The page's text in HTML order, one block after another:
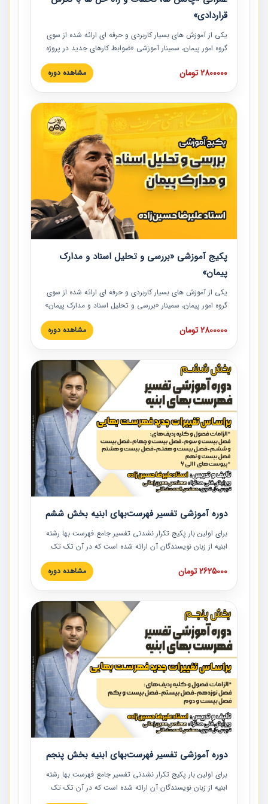
قراردادی»
یکی از آموزش‏‏‏‏‏‏ های بسیار کاربردی و حرفه‏ ای ارائه شده از سوی
گروه امور پیمان، سمینار آموزشی «ضوابط کارهای جدید در پروژه
های عمرانی» چالش ها، تخلفات و راه حل ها با نگرش قراردادی
است که در محل سندیکای شرکت های ساختمانی کشور ارائه شد.
مدارک پیمان به همراه تجربیات عملی ارائه شده است.
2800000 تومان مشاهده دوره
پکیج آموزشی «بررسی و تحلیل اسناد و مدارک
پیمان»
یکی از آموزش‏‏‏‏‏‏ های بسیار کاربردی و حرفه‏ ای ارائه شده از سوی
گروه امور پیمان، سمینار «بررسی و تحلیل اسناد و مدارک پیمان»
است که در دانشگاه صنعتی شریف ارائه شد. در این آموزش
نکات کلیدی مربوط به اسناد و مدارک پیمان، اولویت بندی اسناد
پیمان به همراه تجربیات عملی در این خصوص ارائه شده است.
2800000 تومان مشاهده دوره
دوره آموزشی تفسیر فهرست‌بهای ابنیه بخش ششم
برای اولین بار پکیج تکرار نشدنی تفسیر جامع فهرست بها رشته
ابنیه از زبان نویسندگان آن ارائه شده است که در آن تک تک
ردیف ها و مطالب فهرست بها تفسیر و ارائه شده است. این
دوره به صورت کامل تصویری بوده و به همراه تصاویر عملیات
دوره با کلام مهندس علیرضاحسین‌زاده مدیر پروژه مهندسی
مشاور در امر بازنگری فهرست بها رشته ابنیه ارائه شده و به تمام
همکارانی که در حوزه صنعت ساخت در حال فعالیت هستند حتما
توصیه می کنیم از مطالب این دوره استفاده نمایند.
2625000 تومان مشاهده دوره
دوره آموزشی تفسیر فهرست‌بهای ابنیه بخش پنجم
برای اولین بار پکیج تکرار نشدنی تفسیر جامع فهرست بها رشته
ابنیه از زبان نویسندگان آن ارائه شده است که در آن تک تک
ردیف ها و مطالب فهرست بها تفسیر و ارائه شده است. این